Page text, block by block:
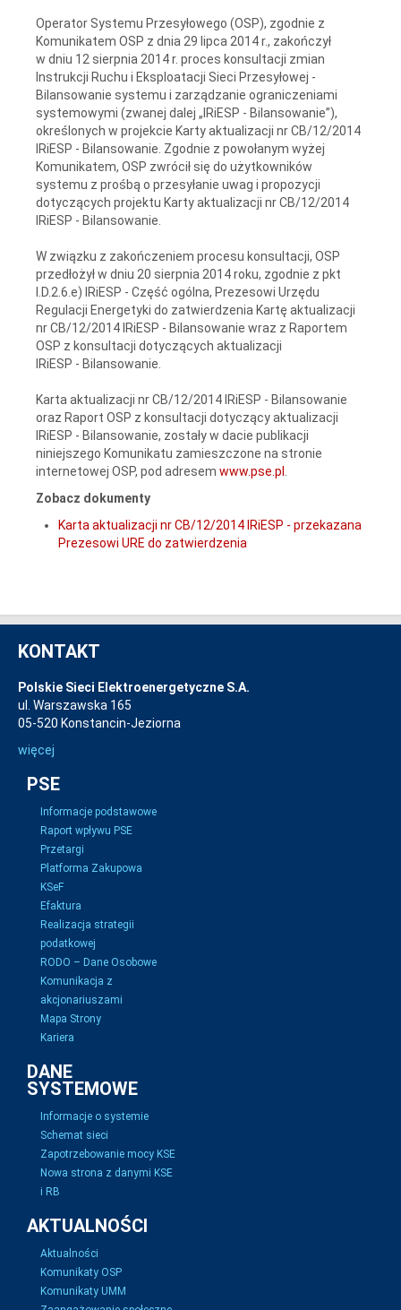
Operator Systemu Przesyłowego (OSP), zgodnie z
Komunikatem OSP z dnia 29 lipca 2014 r., zakończył
w dniu 12 sierpnia 2014 r. proces konsultacji zmian
Instrukcji Ruchu i Eksploatacji Sieci Przesyłowej -
Bilansowanie systemu i zarządzanie ograniczeniami
systemowymi (zwanej dalej „IRiESP - Bilansowanie”),
określonych w projekcie Karty aktualizacji nr CB/12/2014
IRiESP - Bilansowanie. Zgodnie z powołanym wyżej
Komunikatem, OSP zwrócił się do użytkowników
systemu z prośbą o przesyłanie uwag i propozycji
dotyczących projektu Karty aktualizacji nr CB/12/2014
IRiESP - Bilansowanie.
W związku z zakończeniem procesu konsultacji, OSP
przedłożył w dniu 20 sierpnia 2014 roku, zgodnie z pkt
I.D.2.6.e) IRiESP - Część ogólna, Prezesowi Urzędu
Regulacji Energetyki do zatwierdzenia Kartę aktualizacji
nr CB/12/2014 IRiESP - Bilansowanie wraz z Raportem
OSP z konsultacji dotyczących aktualizacji
IRiESP - Bilansowanie.
Karta aktualizacji nr CB/12/2014 IRiESP - Bilansowanie
oraz Raport OSP z konsultacji dotyczący aktualizacji
IRiESP - Bilansowanie, zostały w dacie publikacji
niniejszego Komunikatu zamieszczone na stronie
internetowej OSP, pod adresem www.pse.pl
Zobacz dokumenty
Karta aktualizacji nr CB/12/2014 IRiESP - przekazana
Prezesowi URE do zatwierdzenia
KONTAKT
Polskie Sieci Elektroenergetyczne S.A.
ul. Warszawska 165
05-520 Konstancin-Jeziorna
więcej
PSE
Informacje podstawowe
Raport wpływu PSE
Przetargi
Platforma Zakupowa
KSeF
Efaktura
Realizacja strategii
podatkowej
RODO – Dane Osobowe
Komunikacja z
akcjonariuszami
Mapa Strony
Kariera
DANE
SYSTEMOWE
Informacje o systemie
Schemat sieci
Zapotrzebowanie mocy KSE
Nowa strona z danymi KSE
i RB
AKTUALNOŚCI
Aktualności
Komunikaty OSP
Komunikaty UMM